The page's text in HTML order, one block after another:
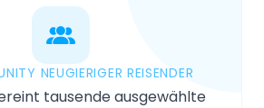
NEUGIERIGER REISENDER
tausende ausgewählte